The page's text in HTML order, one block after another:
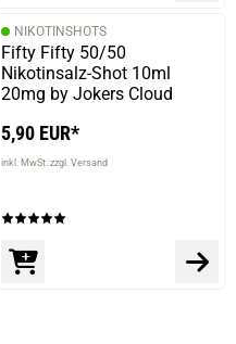
NIKOTINSHOTS
Fifty Fifty 50/50
Nikotinsalz-Shot 10ml
20mg by Jokers Cloud
5,90 EUR*
inkl. MwSt. zzgl. Versand